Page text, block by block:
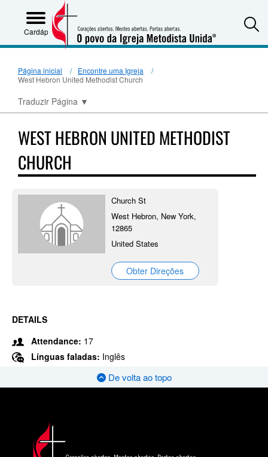
Cardápio
Página inicial
Encontre uma Igreja
West Hebron United Methodist Church
Traduzir Página ▼
WEST HEBRON UNITED METHODIST
CHURCH
Church St
West Hebron, New York,
12865
United States
Obter Direções
DETAILS
Attendance: 17
Línguas faladas: Inglês
De volta ao topo